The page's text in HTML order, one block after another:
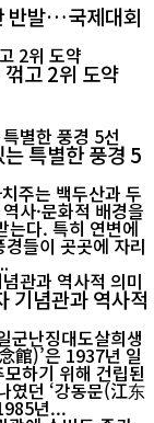
반발…국제대회
고 2위 도약
특별한 풍경 5
주는 백두산과 두
사·문화적 배경을
는다. 특히 연변에
들이 곳곳에 자리
을 끌고 있다. ...
기념관과 역사적
군난징대도살희생
館)’은 1937년 일
하기 위해 건립된
였던 ‘강동문(江东
년...